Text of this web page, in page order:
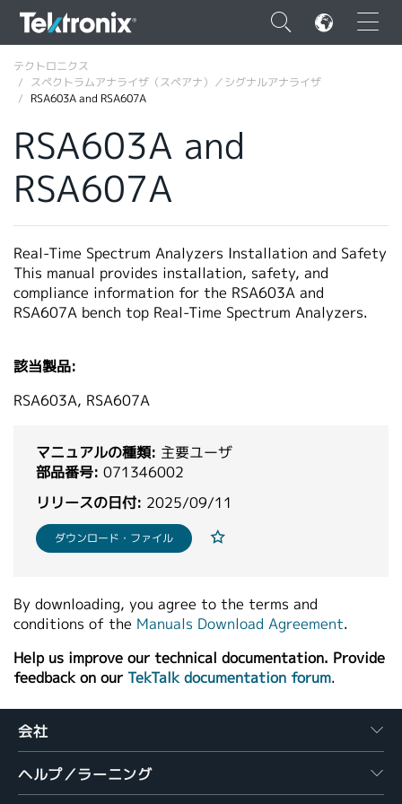
×
ENGLISH
DEUTSCH
VIỆT NAM
简体中文
テクトロニクス
スペクトラムアナライザ（スペアナ）／シグナルアナライザ
RSA603A and RSA607A
RSA603A and
RSA607A
Real-Time Spectrum Analyzers Installation and Safety
This manual provides installation, safety, and
compliance information for the RSA603A and
RSA607A bench top Real-Time Spectrum Analyzers.
該当製品:
RSA603A, RSA607A
マニュアルの種類: 主要ユーザ
部品番号: 071346002
リリースの日付: 2025/09/11
ダウンロード・ファイル
By downloading, you agree to the terms and
conditions of the Manuals Download Agreement.
Help us improve our technical documentation. Provide
feedback on our TekTalk documentation forum.
会社
ヘルプ／ラーニング